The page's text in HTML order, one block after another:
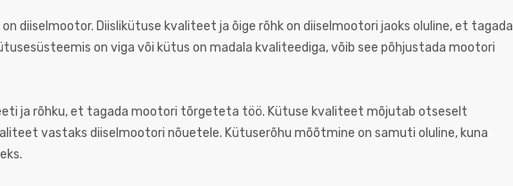
diiselmootor. Diislikütuse kvaliteet ja õige rõhk on diiselmootori jaoks oluline, et tagada
on viga või kütus on madala kvaliteediga, võib see põhjustada mootori
ja rõhku, et tagada mootori tõrgeteta töö. Kütuse kvaliteet mõjutab otseselt
vastaks diiselmootori nõuetele. Kütuserõhu mõõtmine on samuti oluline, kuna